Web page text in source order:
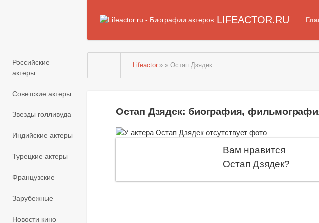
LIFEACTOR.RU
Российские
актеры
Советские актеры
Звезды голливуда
Индийские актеры
Турецкие актеры
Французские
Зарубежные
Новости кино
Lifeactor » » Остап Дзядек
Остап Дзядек: биография,
Вам нравится
Остап Дзядек?